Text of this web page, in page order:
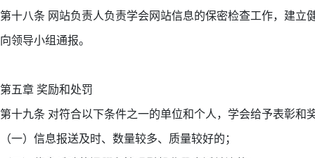
第十八条 网站负责人负责学会网站信息的保密检查工作，建
向领导小组通报。
第五章 奖励和处罚
第十九条 对符合以下条件之一的单位和个人，学会给予表彰和
（一）信息报送及时、数量较多、质量较好的；